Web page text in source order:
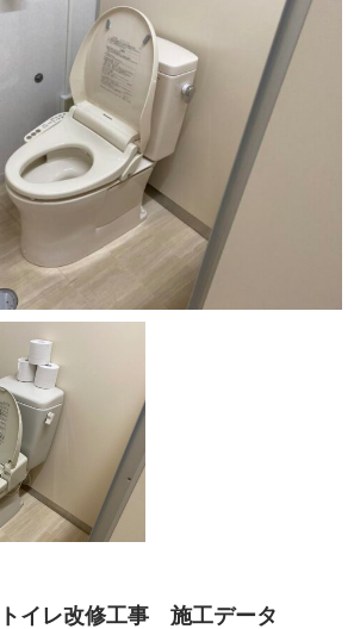
イレ改修工事 施工データ